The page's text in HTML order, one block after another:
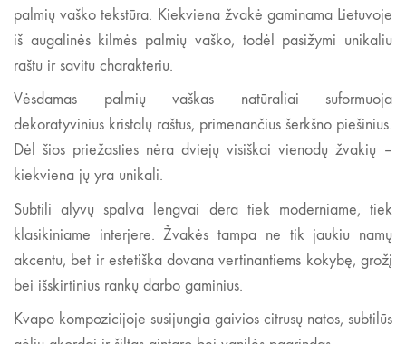
palmių vaško tekstūra. Kiekviena žvakė gaminama Lietuvoje
iš augalinės kilmės palmių vaško, todėl pasižymi unikaliu
raštu ir savitu charakteriu.
Vėsdamas palmių vaškas natūraliai suformuoja
dekoratyvinius kristalų raštus, primenančius šerkšno piešinius.
Dėl šios priežasties nėra dviejų visiškai vienodų žvakių –
kiekviena jų yra unikali.
Subtili alyvų spalva lengvai dera tiek moderniame, tiek
klasikiniame interjere. Žvakės tampa ne tik jaukiu namų
akcentu, bet ir estetiška dovana vertinantiems kokybę, grožį
bei išskirtinius rankų darbo gaminius.
Kvapo kompozicijoje susijungia gaivios citrusų natos, subtilūs